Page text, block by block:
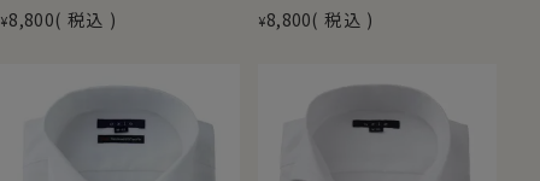
¥8,800 税込 ¥8,800 税込